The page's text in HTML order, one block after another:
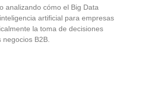
analizando cómo el Big Data
artificial para empresas
la toma de decisiones
negocios B2B.